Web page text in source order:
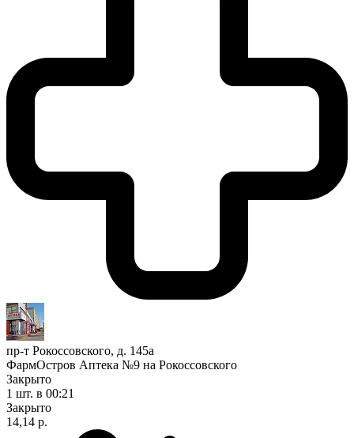
пр-т Рокоссовского, д. 145а
ФармОстров Аптека №9 на Рокоссовского
Закрыто
1 шт. в 00:21
Закрыто
14,14 р.